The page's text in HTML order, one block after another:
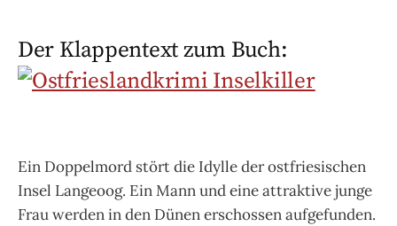
Der Klappentext zum Buch:
Ein Doppelmord stört die Idylle der ostfriesischen
Insel Langeoog. Ein Mann und eine attraktive junge
Frau werden in den Dünen erschossen aufgefunden.